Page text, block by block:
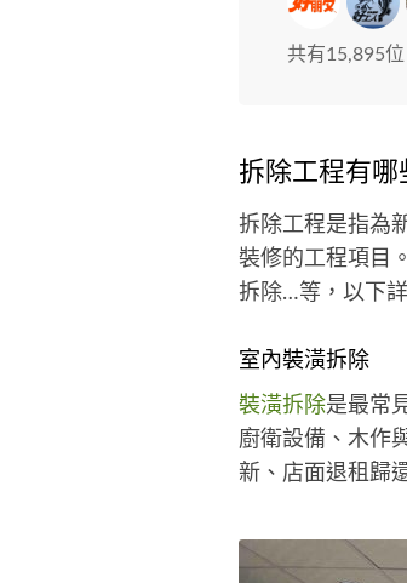
共有15,895位
拆除工程有哪
拆除工程是指為
裝修的工程項目
拆除…等，以下
室內裝潢拆除
裝潢拆除是最常
廚衛設備、木作
新、店面退租歸